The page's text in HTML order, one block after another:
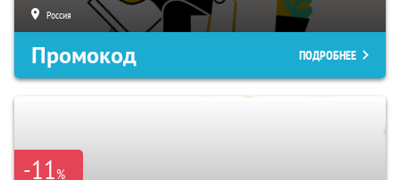
Россия
Промокод ПОДРОБНЕЕ
-11%